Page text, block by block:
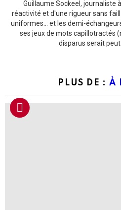
Guillaume Sockeel, journaliste
réactivité et d'une rigueur sans
uniformes... et les demi-
ses jeux de mots capillotractés
disparus serait
PLUS DE : À